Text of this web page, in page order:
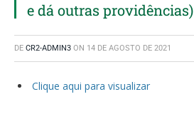
e dá outras providências)
DE CR2-ADMIN3 ON 14 DE AGOSTO DE 2021
Clique aqui para visualizar